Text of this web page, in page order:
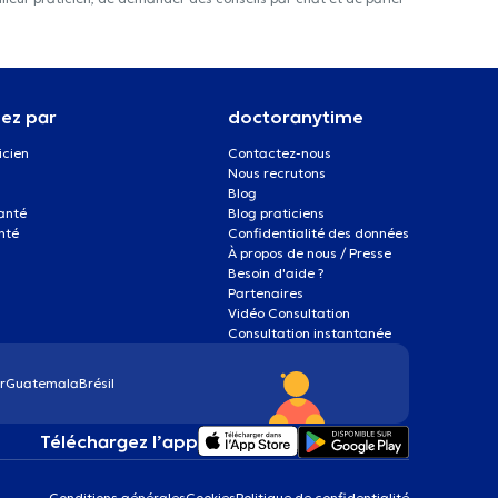
par doctoranytime
Contactez-nous
Nous recrutons
Blog
Blog praticiens
Confidentialité des données
À propos de nous / Presse
Besoin d'aide ?
Partenaires
Vidéo Consultation
Consultation instantanée
GuatemalaBrésil
Téléchargez l’app